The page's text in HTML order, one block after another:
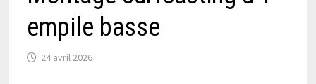
empile basse
24 avril 2026